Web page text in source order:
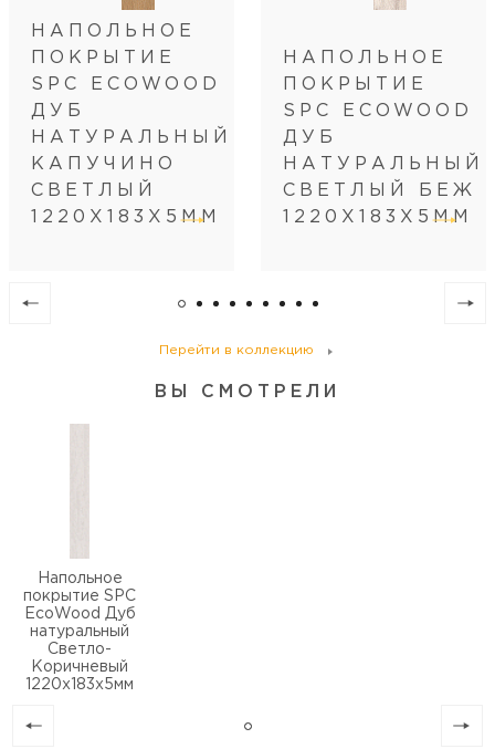
Стиль коллекции
Артикул CR64102
C подложкой IXPE
Длина 122
Ширина
Кол-во шт в коробке
Кол-во м2 (м.п.) в коробке 2.009
Перейти в коллекцию
НАПОЛЬНОЕ
ПОКРЫТИЕ
SPC ECOWOOD
ДУБ
НАТУРАЛЬНЫЙ
КАПУЧИНО
СВЕТЛЫЙ
1220Х183Х5ММ
НАПОЛЬНОЕ
ПОКРЫТИЕ
SPC ECOWOOD
ДУБ
НАТУРАЛЬНЫЙ
СВЕТЛЫЙ БЕЖ
1220Х183Х5ММ
ВЫ СМОТРЕЛИ
Напольное
покрытие SPC
EcoWood Дуб
натуральный
Светло-
Коричневый
1220х183х5мм